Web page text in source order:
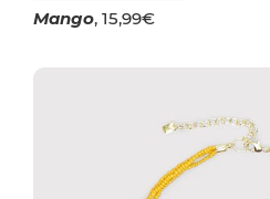
Mango, 15,99€